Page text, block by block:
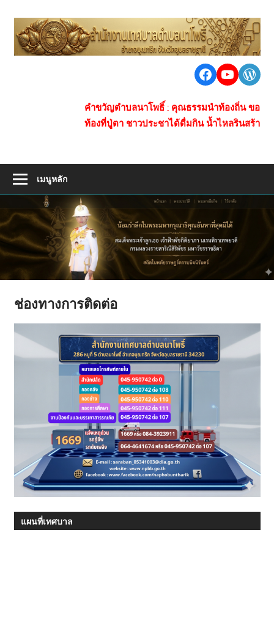
content
ยา
เสพ
ติด
การ
คมนาคม
สะดวก
เศรษฐกิจ
คุณภาพ
ชีวิต
Facebook
https://
คำขวัญตำบลนาโพธิ์ : คุณธรรมนำท้องถิ่น ของกินข้าว
ท้องที่ปู่ตา ชาวประชาได้ดื่มกิน น้ำไหลรินสร้างซับ
เมนูหลัก
ช่องทางการติดต่อ
แผนที่เทศบาล